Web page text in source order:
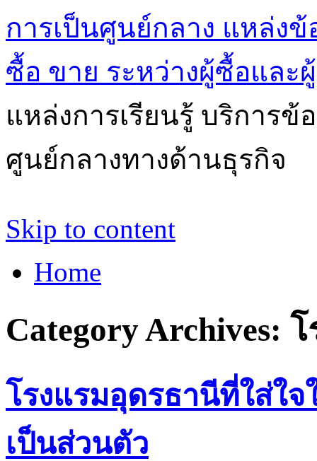
การเป็นศูนย์กลาง แหล่ง
ซื้อ ขาย ระหว่างผู้ซื้อและ
แหล่งการเรียนรู้ บริการข้
ศูนย์กลางทางด้านธุรกิจ
Skip to content
Home
Category Archives: โ
โรงแรมอุดรธานีที่ใส่ใ
เป็นส่วนตัว